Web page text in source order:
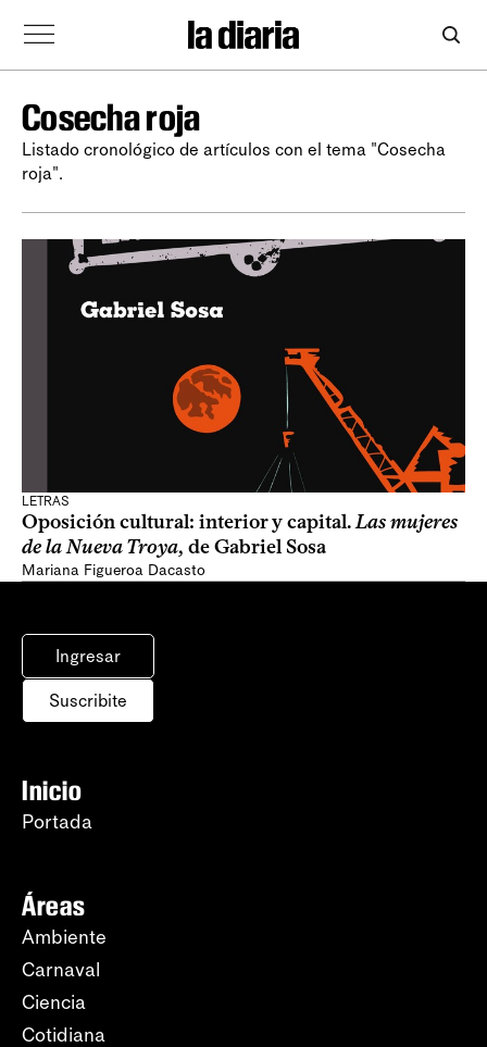
Cosecha roja
Listado cronológico de artículos con el tema "Cosecha
roja".
LETRAS
Oposición cultural: interior y capital.Las mujeres
de la Nueva Troya, de Gabriel Sosa
Mariana Figueroa Dacasto
Ingresar
Suscribite
Inicio
Portada
Áreas
Ambiente
Carnaval
Ciencia
Cotidiana